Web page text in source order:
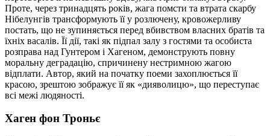
Проте, через тринадцять років, жага помсти та втрата скарбу
Нібелунгів трансформують її у розлючену, кровожерливу
постать, що не зупиняється перед вбивством власних братів та
їхніх васалів. Її дії, такі як підпал залу з гостями та особиста
розправа над Гунтером і Хагеном, демонструють повну
моральну деградацію, спричинену нестримною жагою
відплати. Автор, який на початку поеми захоплюється її
красою, зрештою зображує її як «дияволицю», що переступає
всі межі людяності.
Хаген фон Троньє